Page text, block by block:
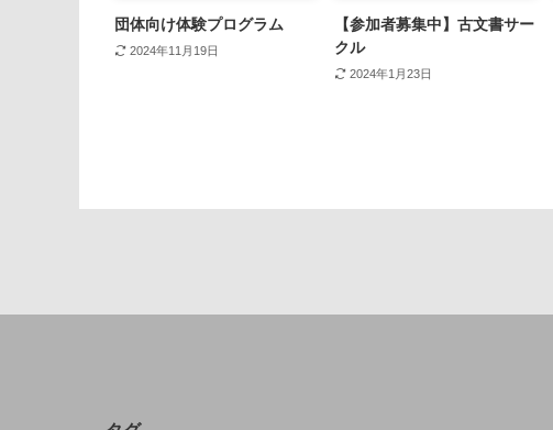
団体向け体験プログラム
2024年11月19日
【参加者募集中】古文書サー
クル
2024年1月23日